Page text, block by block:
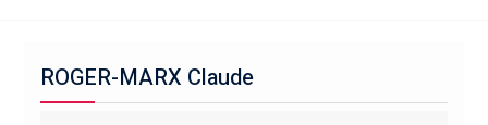
ROGER-MARX Claude